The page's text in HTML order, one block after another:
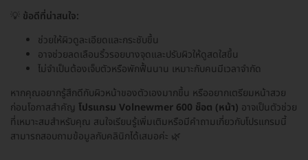
💡 ข้อดีที่น่าสนใจ:
ช่วยให้ผิวดูละเอียดและกระชับขึ้น
อาจช่วยลดเลือนริ้วรอยบางจุดและปรับผิวให้ดูสดใสขึ้น
ไม่จำเป็นต้องเจ็บตัวหรือพักฟื้นนาน เหมาะกับคนมีเวลาจำกัด
หากคุณอยากรู้สึกดีกับผิวหน้าของตัวเองมากขึ้น หรืออยากเตรียมหน้าสวย
ก่อนโอกาสสำคัญ โปรแกรม Volnewmer 600 ช็อต (หน้า) อาจเป็นตัวช่วย
ที่เหมาะสมสำหรับคุณ สนใจเรียนรู้เพิ่มเติมหรือมีคำถามเกี่ยวกับโปรแกรมนี้
สามารถสอบถามข้อมูลกับคลินิกได้เสมอค่ะ 🌿